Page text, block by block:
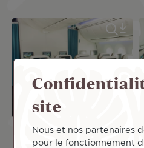
Mānava Premium
site
Nous et nos partenaires
pour le fonctionnement